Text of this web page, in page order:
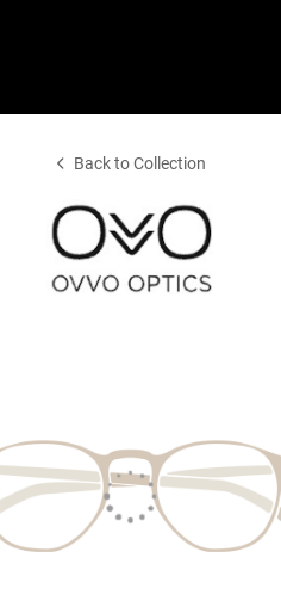
Back to Collection